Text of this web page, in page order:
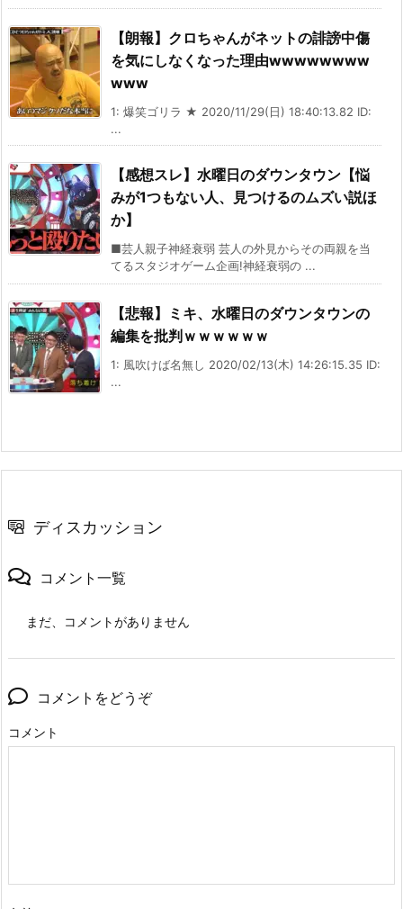
【朗報】クロちゃんがネットの誹謗中傷
を気にしなくなった理由wwwwwwww
www
1: 爆笑ゴリラ ★ 2020/11/29(日) 18:40:13.82 ID:
...
【感想スレ】水曜日のダウンタウン【悩
みが1つもない人、見つけるのムズい説ほ
か】
■芸人親子神経衰弱 芸人の外見からその両親を当
てるスタジオゲーム企画!神経衰弱の ...
【悲報】ミキ、水曜日のダウンタウンの
編集を批判ｗｗｗｗｗｗ
1: 風吹けば名無し 2020/02/13(木) 14:26:15.35 ID:
...
ディスカッション
コメント一覧
まだ、コメントがありません
コメントをどうぞ
コメント